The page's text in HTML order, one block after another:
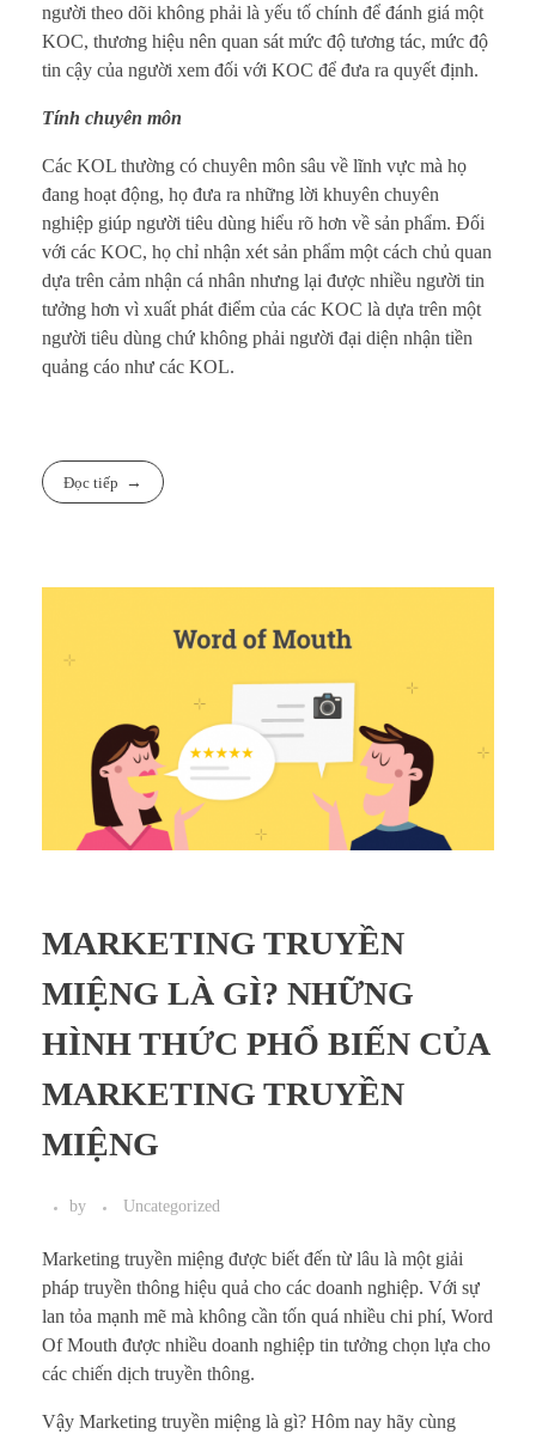
người theo dõi không phải là yếu tố chính để đánh giá một
KOC, thương hiệu nên quan sát mức độ tương tác, mức độ
tin cậy của người xem đối với KOC để đưa ra quyết định.
Tính chuyên môn
Các KOL thường có chuyên môn sâu về lĩnh vực mà họ
đang hoạt động, họ đưa ra những lời khuyên chuyên
nghiệp giúp người tiêu dùng hiểu rõ hơn về sản phẩm. Đối
với các KOC, họ chỉ nhận xét sản phẩm một cách chủ quan
dựa trên cảm nhận cá nhân nhưng lại được nhiều người tin
tưởng hơn vì xuất phát điểm của các KOC là dựa trên một
người tiêu dùng chứ không phải người đại diện nhận tiền
quảng cáo như các KOL.
Đọc tiếp
MARKETING TRUYỀN
MIỆNG LÀ GÌ? NHỮNG
HÌNH THỨC PHỔ BIẾN CỦA
MARKETING TRUYỀN
MIỆNG
by Uncategorized
Marketing truyền miệng được biết đến từ lâu là một giải
pháp truyền thông hiệu quả cho các doanh nghiệp. Với sự
lan tỏa mạnh mẽ mà không cần tốn quá nhiều chi phí, Word
Of Mouth được nhiều doanh nghiệp tin tưởng chọn lựa cho
các chiến dịch truyền thông.
Vậy Marketing truyền miệng là gì? Hôm nay hãy cùng